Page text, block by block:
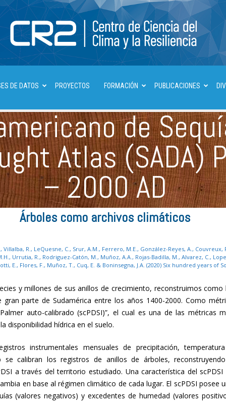
Centro
de
Ciencia
Clima
DE DATOS PROYECTOS FORMACIÓN PUBLICACIONES
de
Atlas (SADA)
– 2000 AD
Árboles como archivos climáticos
Villalba, R., LeQuesne, C., Srur, A.M., Ferrero, M.E., González-Reyes, A., Couvreux,
Urrutia, R., Rodriguez-Catón, M., Muñoz, A.A., Rojas-Badilla, M., Alvarez, C.,
E., Flores, F., Muñoz, T., Cuq, E. & Boninsegna, J.A. (2020) Six hundred years
y millones de sus anillos de crecimiento, reconstruimos como
parte de Sudamérica entre los años 1400-2000. Como
auto-calibrado (scPDSI)”, el cual es una de las métricas
disponibilidad hídrica en el suelo.
instrumentales mensuales de precipitación,
se calibran los registros de anillos de árboles,
a través del territorio estudiado. Una característica del scPDSI
en base al régimen climático de cada lugar. El scPDSI posee
(valores negativos) y excedentes de humedad (valores